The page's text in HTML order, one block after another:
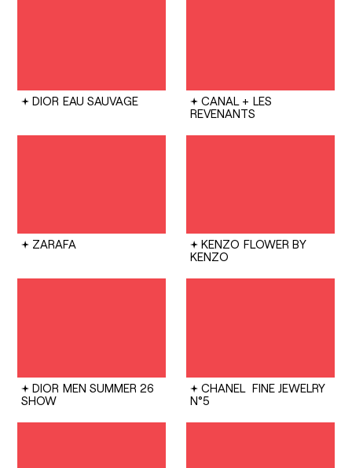
DIOR EAU SAUVAGE CANAL + LES
REVENANTS
ZARAFA KENZO FLOWER BY
KENZO
DIOR MEN SUMMER 26
SHOW
CHANEL FINE JEWELRY
N°5